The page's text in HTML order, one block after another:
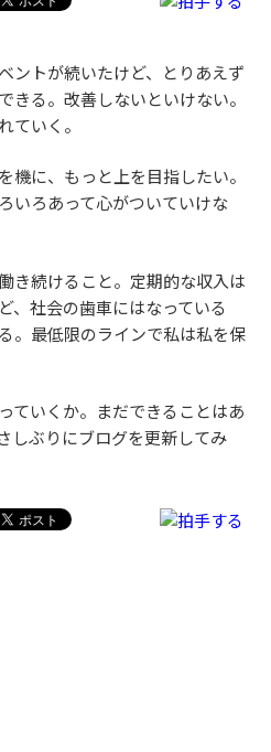
ントが続いたけど、とりあえず
きる。改善しないといけない。
ていく。
に、もっと上を目指したい。
いろあって心がついていけな
き続けること。定期的な収入は
、社会の歯車にはなっている
。最低限のラインで私は私を保
ていくか。まだできることはあ
しぶりにブログを更新してみ